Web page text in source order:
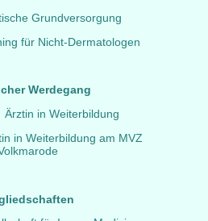
Grundversorgung
für Nicht-Dermatologen
Werdegang
in Weiterbildung
in Weiterbildung am MVZ